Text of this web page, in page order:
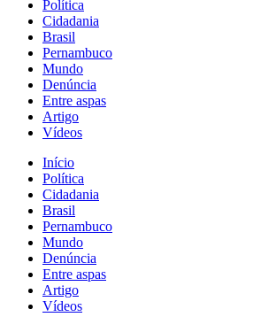
Política
Cidadania
Brasil
Pernambuco
Mundo
Denúncia
Entre aspas
Artigo
Vídeos
Início
Política
Cidadania
Brasil
Pernambuco
Mundo
Denúncia
Entre aspas
Artigo
Vídeos